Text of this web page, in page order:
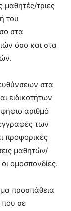
τριες
του
στα
όσο και στα
στα
ειδικοτήτων
αριθμό
των
προφορικές
μαθητών/
ομοσπονδίες.
προσπάθεια
που σε